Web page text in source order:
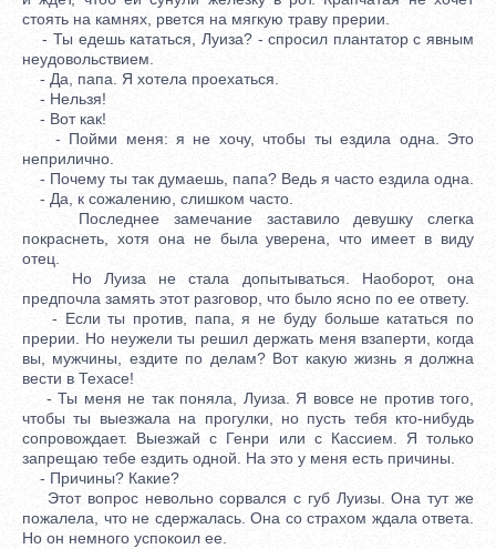
стоять на камнях, рвется на мягкую траву прерии.
- Ты едешь кататься, Луиза? - спросил плантатор с явным
неудовольствием.
- Да, папа. Я хотела проехаться.
- Нельзя!
- Вот как!
- Пойми меня: я не хочу, чтобы ты ездила одна. Это
неприлично.
- Почему ты так думаешь, папа? Ведь я часто ездила одна.
- Да, к сожалению, слишком часто.
Последнее замечание заставило девушку слегка
покраснеть, хотя она не была уверена, что имеет в виду
отец.
Но Луиза не стала допытываться. Наоборот, она
предпочла замять этот разговор, что было ясно по ее ответу.
- Если ты против, папа, я не буду больше кататься по
прерии. Но неужели ты решил держать меня взаперти, когда
вы, мужчины, ездите по делам? Вот какую жизнь я должна
вести в Техасе!
- Ты меня не так поняла, Луиза. Я вовсе не против того,
чтобы ты выезжала на прогулки, но пусть тебя кто-нибудь
сопровождает. Выезжай с Генри или с Кассием. Я только
запрещаю тебе ездить одной. На это у меня есть причины.
- Причины? Какие?
Этот вопрос невольно сорвался с губ Луизы. Она тут же
пожалела, что не сдержалась. Она со страхом ждала ответа.
Но он немного успокоил ее.